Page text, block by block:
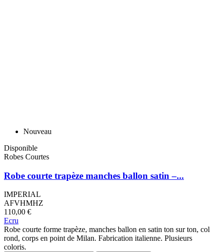
Nouveau
Disponible
Robes Courtes
Robe courte trapèze manches ballon satin –...
IMPERIAL
AFVHMHZ
110,00 €
Ecru
Robe courte forme trapèze, manches ballon en satin ton sur ton, col
rond, corps en point de Milan. Fabrication italienne. Plusieurs
coloris.